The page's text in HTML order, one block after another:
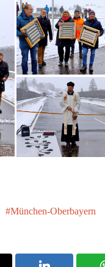
München-Oberbayern